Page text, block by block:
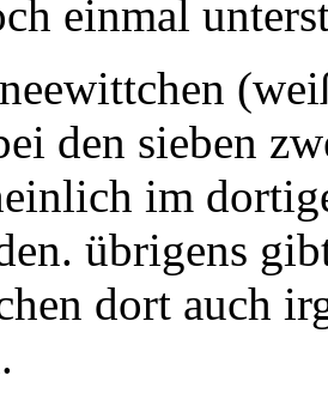
einmal
den sieben
im
übrigens
dort auch